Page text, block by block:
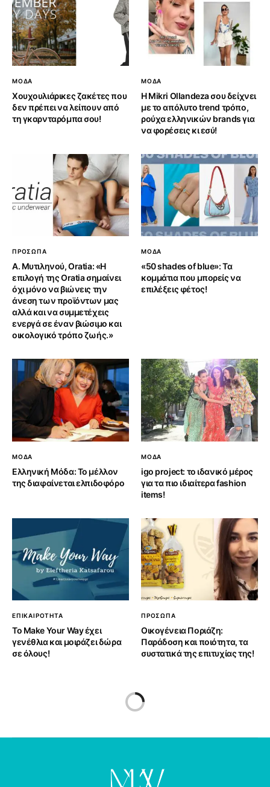
ΜΟΔΑ
Χουχουλιάρικες ζακέτες που
δεν πρέπει να λείπουν από
τη γκαρνταρόμπα σου!
ΜΟΔΑ
H Mikri Ollandeza σου δείχνει
με το απόλυτο trend τρόπο,
ρούχα ελληνικών brands για
να φορέσεις κι εσύ!
ΠΡΟΣΩΠΑ
Α. Μυτιληνού, Oratia: «Η
επιλογή της Oratia σημαίνει
όχι μόνο να βιώνεις την
άνεση των προϊόντων μας
αλλά και να συμμετέχεις
ενεργά σε έναν βιώσιμο και
οικολογικό τρόπο ζωής.»
ΜΟΔΑ
«50 shades of blue»: Τα
κομμάτια που μπορείς να
επιλέξεις φέτος!
ΜΟΔΑ
Ελληνική Μόδα: Το μέλλον
της διαφαίνεται ελπιδοφόρο
ΜΟΔΑ
igo project: το ιδανικό μέρος
για τα πιο ιδιαίτερα fashion
items!
ΕΠΙΚΑΙΡΟΤΗΤΑ
Το Make Your Way έχει
γενέθλια και μοιράζει δώρα
σε όλους!
ΠΡΟΣΩΠΑ
Οικογένεια Ποριάζη:
Παράδοση και ποιότητα, τα
συστατικά της επιτυχίας της!